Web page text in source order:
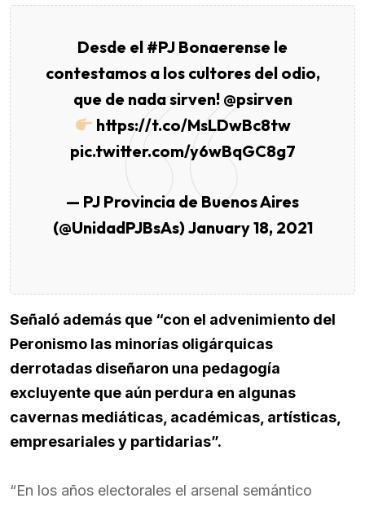
Desde el #PJ Bonaerense le
contestamos a los cultores del odio,
que de nada sirven! @psirven
https://t.co/MsLDwBc8tw
pic.twitter.com/y6wBqGC8g7
— PJ Provincia de Buenos Aires
(@UnidadPJBsAs)January 18, 2021
Señaló además que “con el advenimiento del
Peronismo las minorías oligárquicas
derrotadas diseñaron una pedagogía
excluyente que aún perdura en algunas
cavernas mediáticas, académicas, artísticas,
empresariales y partidarias”.
“En los años electorales el arsenal semántico